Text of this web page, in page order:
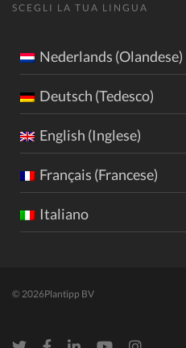
SCEGLI LA TUA LINGUA
Nederlands (Olandese)
Deutsch (Tedesco)
English (Inglese)
Français (Francese)
Italiano
© 2026Plantipp BV